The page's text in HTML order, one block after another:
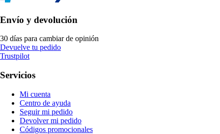
Envío y devolución
30 días para cambiar de opinión
Devuelve tu pedido
Trustpilot
Servicios
Mi cuenta
Centro de ayuda
Seguir mi pedido
Devolver mi pedido
Códigos promocionales